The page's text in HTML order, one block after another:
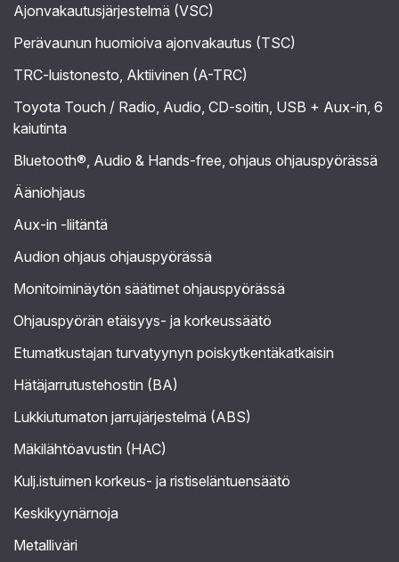
Ajonvakautusjärjestelmä (VSC)
Perävaunun huomioiva ajonvakautus (TSC)
TRC-luistonesto, Aktiivinen (A-TRC)
Toyota Touch / Radio, Audio, CD-soitin, USB + Aux-in, 6
kaiutinta
Bluetooth®, Audio & Hands-free, ohjaus ohjauspyörässä
Ääniohjaus
Aux-in -liitäntä
Audion ohjaus ohjauspyörässä
Monitoiminäytön säätimet ohjauspyörässä
Ohjauspyörän etäisyys- ja korkeussäätö
Etumatkustajan turvatyynyn poiskytkentäkatkaisin
Hätäjarrutustehostin (BA)
Lukkiutumaton jarrujärjestelmä (ABS)
Mäkilähtöavustin (HAC)
Kulj.istuimen korkeus- ja ristiseläntuensäätö
Keskikyynärnoja
Metalliväri